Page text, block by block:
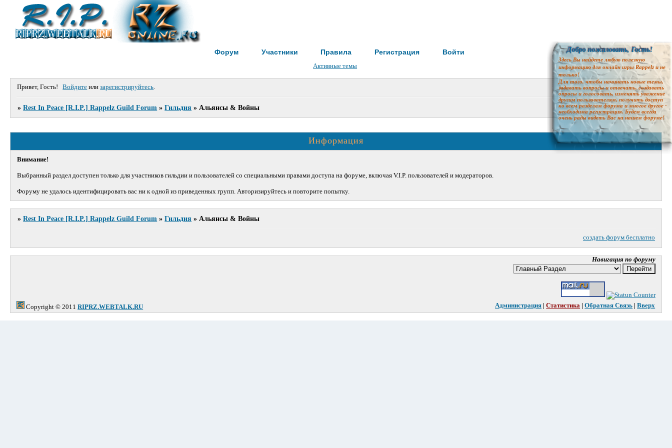
Форум Участники Правила Регистрация Войти
Активные темы
Привет, Гость! Войдите илизарегистрируйтесь.
»Rest In Peace [R.I.P.] Rappelz Guild Forum »Гильдия » Альянсы & Войны
Информация
Внимание!
Выбранный раздел доступен только для участников гильдии и пользователей со специальными правами доступа на форуме, включая V.I.P. пользователей и модераторов.
Форуму не удалось идентифицировать вас ни к одной из приведенных групп. Авторизируйтесь и повторите попытку.
»Rest In Peace [R.I.P.] Rappelz Guild Forum »Гильдия »Альянсы & Войны
создать форум бесплатно
Добро пожаловать, Гость!
Здесь Вы найдете любую полезную
информацию для онлайн игры Rappelz и не
только!
Для того, чтобы начинать новые темы,
задавать вопросы и отвечать, создавать
опросы и голосовать, изменять уважение
другим пользователям, получить доступ
ко всем разделам форума и многое другое -
необходима регистрация. Будем всегда
очень рады видеть Вас на нашем форуме!
Навигация по форуму
Copyright © 2011RIPRZ.WEBTALK.RU Администрация | Статистика | Oбратная Связь | Вверх